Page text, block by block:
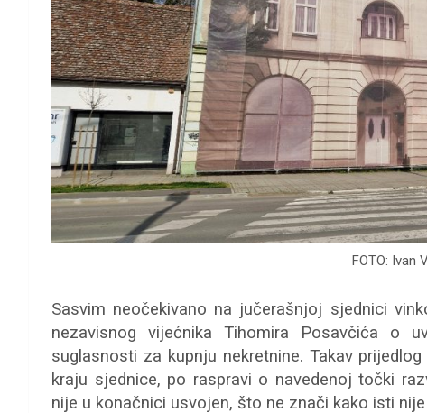
FOTO: Ivan
Sasvim neočekivano na jučerašnjoj sjednici
nezavisnog vijećnika Tihomira Posavčića o
suglasnosti za kupnju nekretnine. Takav
kraju sjednice, po raspravi o navedenoj točki
nije u konačnici usvojen, što ne znači kako isti